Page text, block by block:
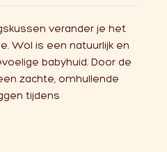
verander je het
Wol is een natuurlijk en
babyhuid. Door de
zachte, omhullende
tijdens